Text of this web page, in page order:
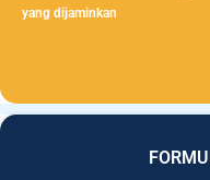
yang dijaminkan